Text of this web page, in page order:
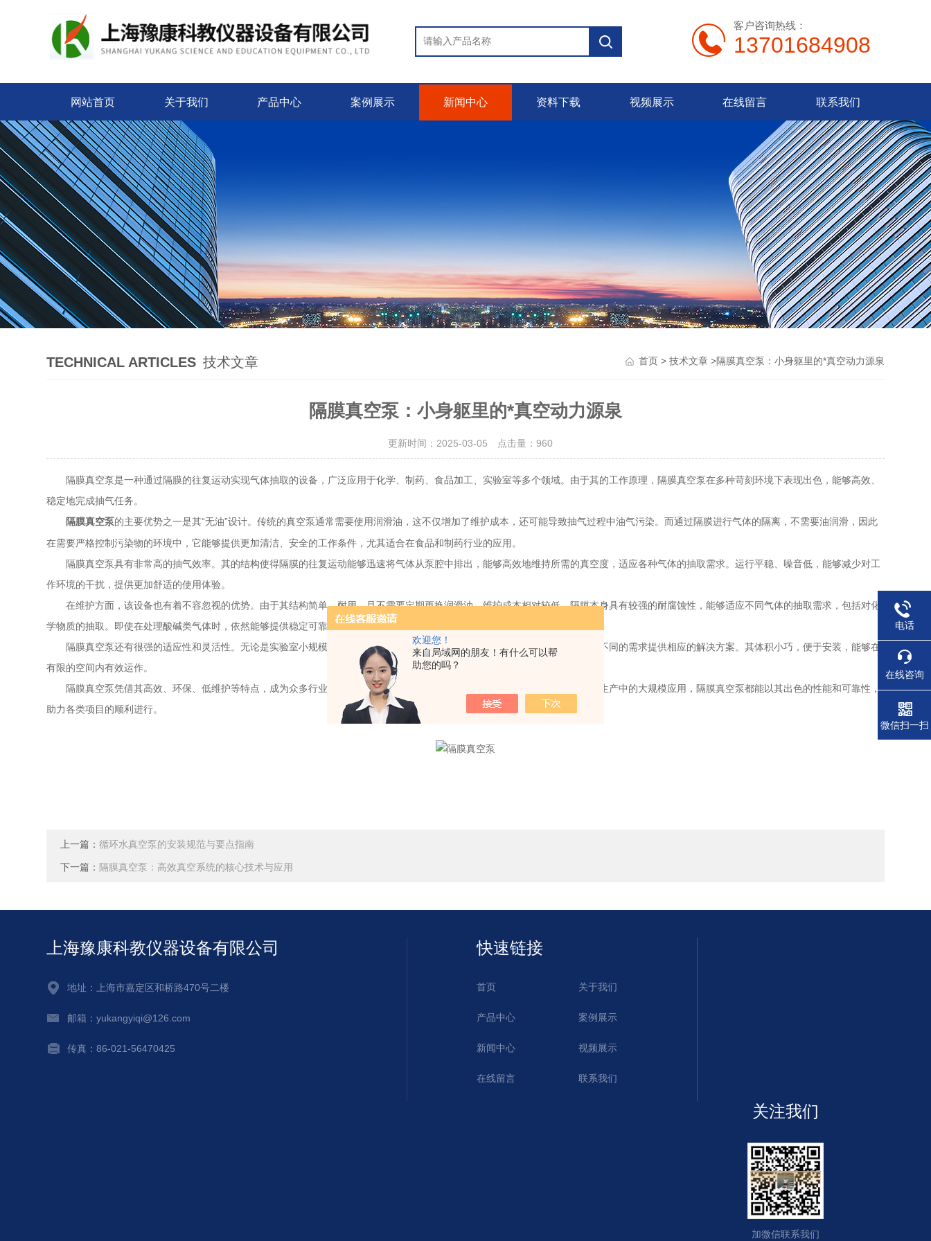
欢迎您！
来自局域网的朋友！有什么可以帮
助您的吗？
客户咨询热线：
13701684908
网站首页 关于我们 产品中心 案例展示 新闻中心 资料下载 视频展示 在线留言 联系我们
TECHNICAL ARTICLES 技术文章 首页> 技术文章>隔膜真空泵：小身躯里的*真空动力源泉
隔膜真空泵：小身躯里的*真空动力源泉
更新时间：2025-03-05 点击量： 960
隔膜真空泵是一种通过隔膜的往复运动实现气体抽取的设备，广泛应用于化学、制药、食品加工、实验室等多个领域。由于其的工作原理，隔膜真空泵在多种苛刻环境下表现出色，能够高效、
稳定地完成抽气任务。
隔膜真空泵的主要优势之一是其“无油”设计。传统的真空泵通常需要使用润滑油，这不仅增加了维护成本，还可能导致抽气过程中油气污染。而通过隔膜进行气体的隔离，不需要油润滑，因此
在需要严格控制污染物的环境中，它能够提供更加清洁、安全的工作条件，尤其适合在食品和制药行业的应用。
隔膜真空泵具有非常高的抽气效率。其的结构使得隔膜的往复运动能够迅速将气体从泵腔中排出，能够高效地维持所需的真空度，适应各种气体的抽取需求。运行平稳、噪音低，能够减少对工
作环境的干扰，提供更加舒适的使用体验。
在维护方面，该设备也有着不容忽视的优势。由于其结构简单、耐用，且不需要定期更换润滑油，维护成本相对较低。隔膜本身具有较强的耐腐蚀性，能够适应不同气体的抽取需求，包括对化
学物质的抽取。即使在处理酸碱类气体时，依然能够提供稳定可靠的性能。
隔膜真空泵还有很强的适应性和灵活性。无论是实验室小规模的真空抽取，还是工业生产线中的大规模气体抽取，都能够根据不同的需求提供相应的解决方案。其体积小巧，便于安装，能够在
有限的空间内有效运作。
隔膜真空泵凭借其高效、环保、低维护等特点，成为众多行业理想的真空抽气设备。无论是在实验室的精密操作，还是在工业生产中的大规模应用，隔膜真空泵都能以其出色的性能和可靠性，
助力各类项目的顺利进行。
上一篇：循环水真空泵的安装规范与要点指南
下一篇： 隔膜真空泵：高效真空系统的核心技术与应用
上海豫康科教仪器设备有限公司
地址：上海市嘉定区和桥路470号二楼
邮箱：yukangyiqi@126.com
传真：86-021-56470425
快速链接
首页 关于我们
产品中心 案例展示
新闻中心 视频展示
在线留言 联系我们
关注我们
加微信联系我们
电话
在线咨询
微信扫一扫